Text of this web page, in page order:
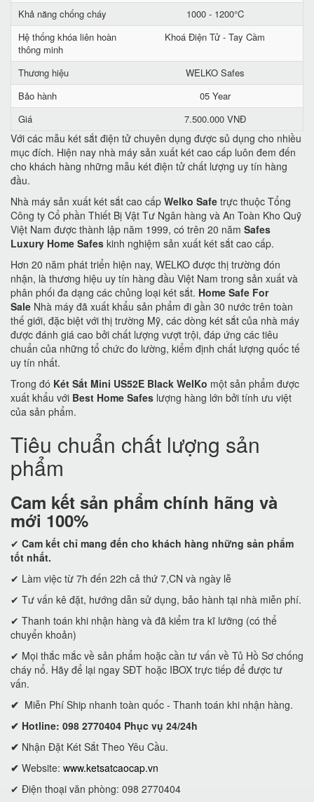
Khả năng chống cháy
1000 - 1200°C
Hệ thống khóa liên hoàn
thông minh
Khoá Điện Tử - Tay Cầm
Thương hiệu
WELKO Safes
Bảo hành
05 Year
Giá
7.500.000 VNĐ
Với các mẫu két sắt điện tử chuyên dụng được sủ dụng cho nhiều
mục đích. Hiện nay nhà máy sản xuất két cao cấp luôn đem đến
cho khách hàng những mẫu két điện tử chất lượng uy tín hàng
đầu.
Nhà máy sản xuất két sắt cao cấp Welko Safe trực thuộc Tổng
Công ty Cổ phần Thiết Bị Vật Tư Ngân hàng và An Toàn Kho Quỹ
Việt Nam được thành lập năm 1999, có trên 20 năm Safes
Luxury Home Safes kinh nghiệm sản xuất két sắt cao cấp.
Hơn 20 năm phát triển hiện nay, WELKO được thị trường đón
nhận, là thương hiệu uy tín hàng đầu Việt Nam trong sản xuất và
phân phối đa dạng các chủng loại két sắt. Home Safe For
Sale Nhà máy đã xuất khẩu sản phẩm đi gần 30 nước trên toàn
thế giới, đặc biệt với thị trường Mỹ, các dòng két sắt của nhà máy
được đánh giá cao bởi chất lượng vượt trội, đáp ứng các tiêu
chuẩn của những tổ chức đo lường, kiểm định chất lượng quốc tế
uy tín nhất.
Trong đó Két Sắt Mini US52E Black WelKo một sản phẩm được
xuất khẩu với Best Home Safes lượng hàng lớn bởi tính ưu việt
của sản phẩm.
Tiêu chuẩn chất lượng sản
phẩm
Cam kết sản phẩm chính hãng và
mới 100%
✔ Cam kết chỉ mang đến cho khách hàng những sản phẩm
tốt nhất.
✔ Làm việc từ 7h đến 22h cả thứ 7,CN và ngày lễ
✔ Tư vấn kê đặt, hướng dẫn sử dụng, bảo hành tại nhà miễn phí.
✔ Thanh toán khi nhận hàng và đã kiểm tra kĩ lưỡng (có thể
chuyển khoản)
✔ Mọi thắc mắc về sản phẩm hoặc cần tư vấn về Tủ Hồ Sơ chống
cháy nổ. Hãy để lại ngay SĐT hoặc IBOX trực tiếp để được tư
vấn.
✔ Miễn Phí Ship nhanh toàn quốc - Thanh toán khi nhận hàng.
✔ Hotline: 098 2770404 Phục vụ 24/24h
✔ Nhận Đặt Két Sắt Theo Yêu Cầu.
✔ Website: www.ketsatcaocap.vn
✔ Điện thoại văn phòng: 098 2770404